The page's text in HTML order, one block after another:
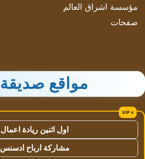
مؤسسة اشراق العالم
صفحات
مواقع صديقة
اول اثنين ريادة اعمال
مشاركة ارباح ادسنس